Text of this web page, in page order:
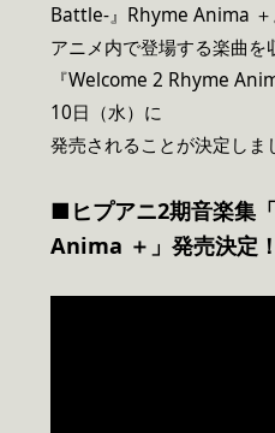
Battle-』Rhyme Anima ＋
アニメ内で登場する楽曲を
『Welcome 2 Rhyme
10日（水）に
発売されることが決定しま
■ヒプアニ2期音楽集
Anima ＋」 発売決定！